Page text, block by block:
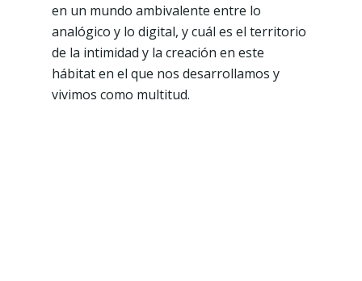
en un mundo ambivalente entre lo
analógico y lo digital, y cuál es el territorio
de la intimidad y la creación en este
hábitat en el que nos desarrollamos y
vivimos como multitud.